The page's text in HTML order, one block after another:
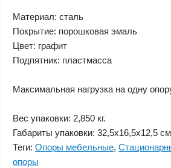
Материал: сталь
Покрытие: порошковая эмаль
Цвет: графит
Подпятник: пластмасса
Максимальная нагрузка на одну
Вес упаковки: 2,850 кг.
Габариты упаковки: 32,5х16,5х12,5
Теги: Опоры мебельные,
опоры